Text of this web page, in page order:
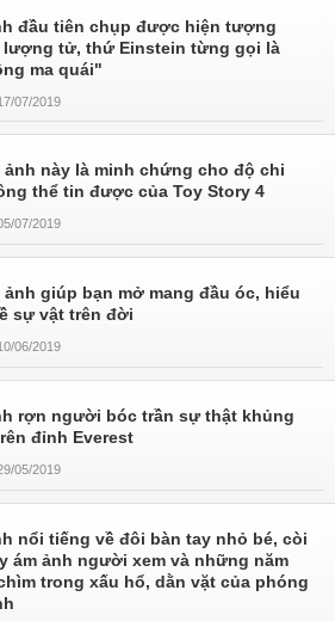
đầu tiên chụp được hiện tượng
tử, thứ Einstein từng gọi là
ma quái"
07/2019
ảnh này là minh chứng cho độ chi
thể tin được của Toy Story 4
07/2019
ảnh giúp bạn mở mang đầu óc, hiểu
sự vật trên đời
06/2019
rợn người bóc trần sự thật khủng
đỉnh Everest
05/2019
nổi tiếng về đôi bàn tay nhỏ bé, còi
ám ảnh người xem và những năm
trong xấu hổ, dằn vặt của phóng